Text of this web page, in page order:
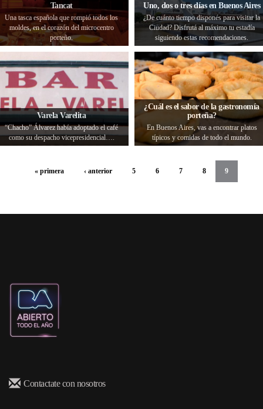
Tancat
Una tasca española que rompió todos los
moldes, en el corazón del microcentro
porteño.
Uno, dos o tres días en Buenos Aires
¿De cuánto tiempo disponés para visitar la
Ciudad? Disfrutá al máximo tu estadía
siguiendo estas recomendaciones.
Varela Varelita
“Chacho” Álvarez había adoptado el café
como su despacho vicepresidencial….
¿Cuál es el sabor de la gastronomía
porteña?
En Buenos Aires, vas a encontrar platos
típicos y comidas de todo el mundo.
« primera ‹ anterior 5 6 7 8 9
Contactate con nosotros